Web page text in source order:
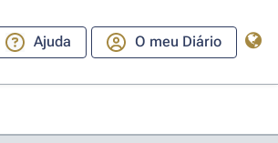
Ajuda O meu Diário